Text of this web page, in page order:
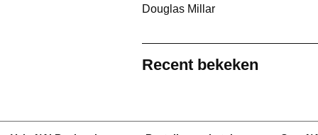
Douglas Millar
Recent bekeken